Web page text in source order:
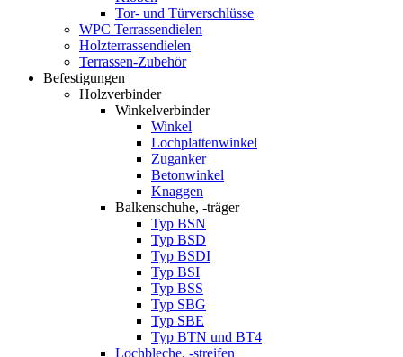
Tor- und Türverschlüsse
WPC Terrassendielen
Holzterrassendielen
Terrassen-Zubehör
Befestigungen
Holzverbinder
Winkelverbinder
Winkel
Lochplattenwinkel
Zuganker
Betonwinkel
Knaggen
Balkenschuhe, -träger
Typ BSN
Typ BSD
Typ BSDI
Typ BSI
Typ BSS
Typ SBG
Typ SBE
Typ BTN und BT4
Lochbleche, -streifen